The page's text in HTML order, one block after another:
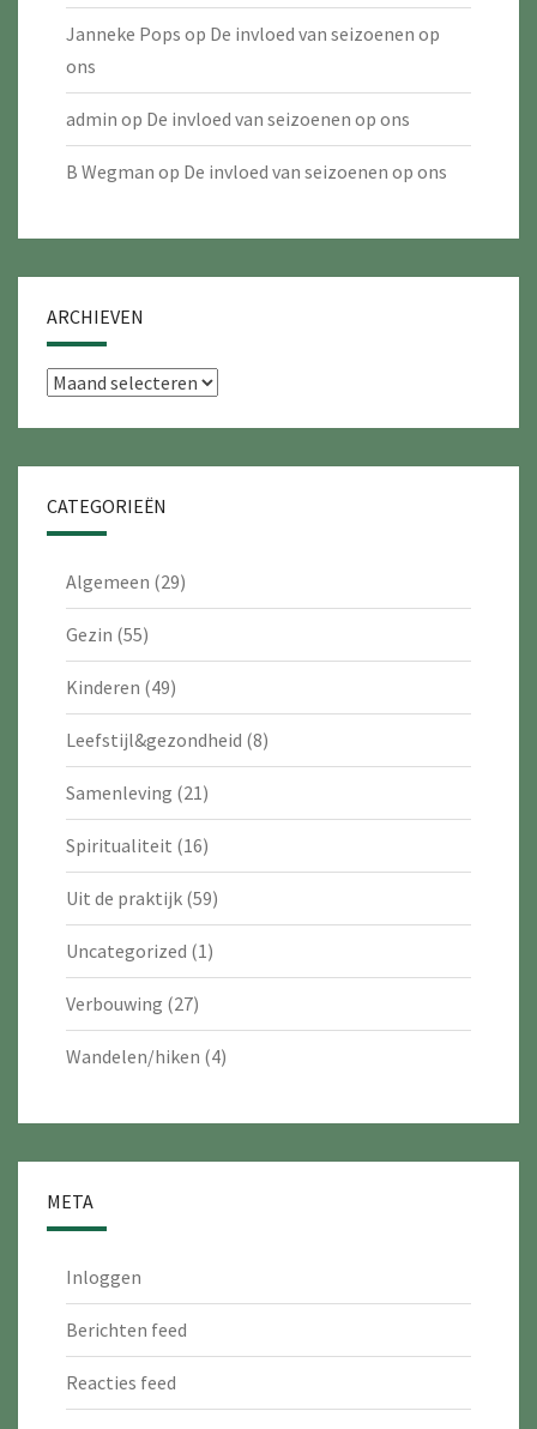
Janneke Pops op De invloed van seizoenen op
ons
admin op De invloed van seizoenen op ons
B Wegman op De invloed van seizoenen op ons
ARCHIEVEN
Archieven
CATEGORIEËN
Algemeen (29)
Gezin (55)
Kinderen (49)
Leefstijl&gezondheid (8)
Samenleving (21)
Spiritualiteit (16)
Uit de praktijk (59)
Uncategorized (1)
Verbouwing (27)
Wandelen/hiken (4)
META
Inloggen
Berichten feed
Reacties feed